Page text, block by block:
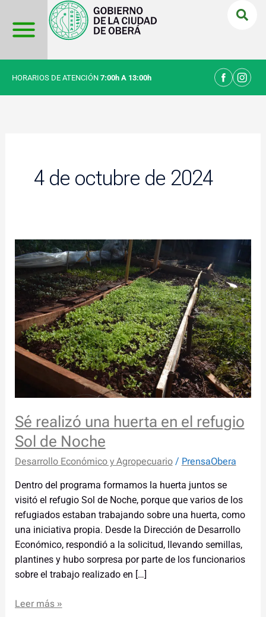
contenido
HORARIOS DE ATENCIÓN 7:00h A 13:00h
4 de octubre de 2024
Sé realizó una huerta en el refugio
Sol de Noche
Desarrollo Económico y Agropecuario/ PrensaObera
Dentro del programa formamos la huerta juntos se
visitó el refugio Sol de Noche, porque que varios de los
refugiados estaban trabajando sobre una huerta, como
una iniciativa propia. Desde la Dirección de Desarrollo
Económico, respondió a la solicitud, llevando semillas,
plantines y hubo sorpresa por parte de los funcionarios
sobre el trabajo realizado en […]
Sé
realizó
una
huerta
en
el
refugio
Sol
Leer más »